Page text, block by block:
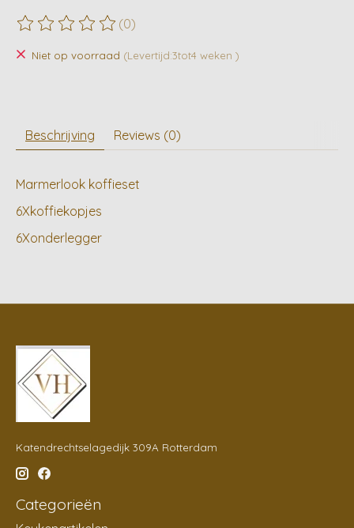
De beoordeling van dit product is
(0)
Niet op voorraad (Levertijd:3tot4 weken )
Beschrijving Reviews (0)
Marmerlook koffieset
6Xkoffiekopjes
6Xonderlegger
Katendrechtselagedijk 309A Rotterdam
Categorieën